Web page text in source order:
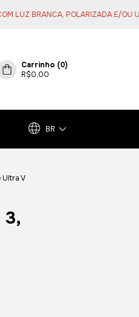
BRANCA, POLARIZADA E/OU
Carrinho (0)
R$0,00
BR
Ultra V
3,